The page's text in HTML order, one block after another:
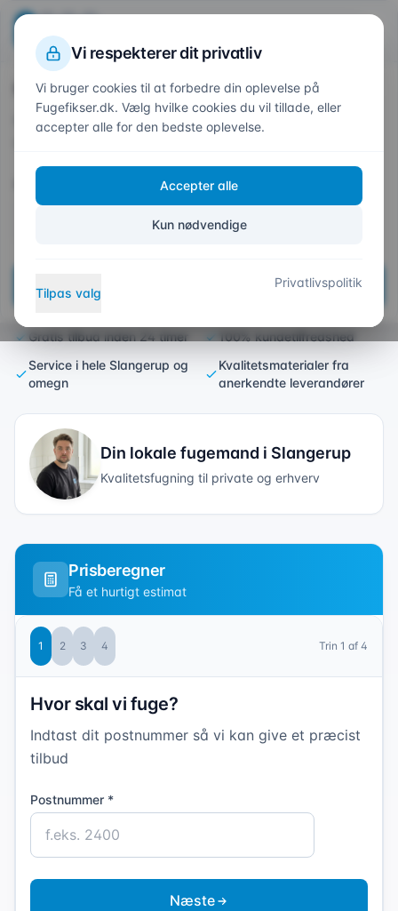
Beregn din pris
Forside/Områder/Slangerup
Fugefirma i Slangerup –
Eksperter i Holdbare
Fugeløsninger
garanti for kvalitet
Gratis tilbud inden 24 timer
100% kundetilfredshed
Service i hele Slangerup og
omegn
Kvalitetsmaterialer fra
anerkendte leverandører
Din lokale fugemand i Slangerup
Kvalitetsfugning til private og erhverv
Prisberegner
Få et hurtigt estimat
1 2 3 4 Trin 1 af 4
Hvor skal vi fuge?
Indtast dit postnummer så vi kan give et præcist
tilbud
Postnummer *
Næste
Hvor skal vi fuge?
Indtast dit postnummer så vi kan give et præcist
Vi respekterer dit privatliv
Vi bruger cookies til at forbedre din oplevelse på
Fugefikser.dk. Vælg hvilke cookies du vil tillade, eller
accepter alle for den bedste oplevelse.
Accepter alle
Kun nødvendige
Tilpas valg
Privatlivspolitik